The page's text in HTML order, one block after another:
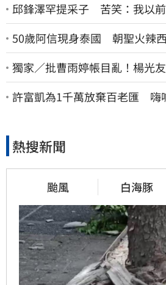
邱鋒澤罕提采子 苦笑：我以
50歲阿信現身泰國 朝聖火辣
獨家／批曹雨婷帳目亂！楊光
們工會跟演藝圈沒關
許富凱為1千萬放棄百老匯 嗨
熱搜新聞
颱風 白海豚